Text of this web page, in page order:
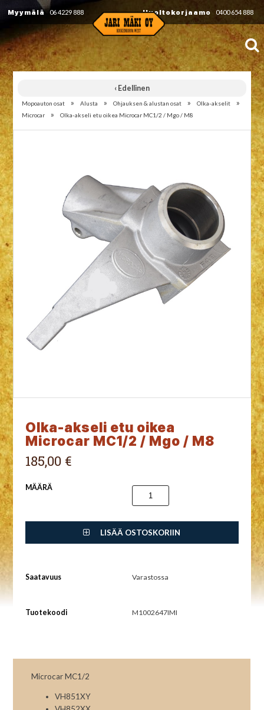
Myymälä 06 4229 888 Huoltokorjaamo 0400 654 888
‹ Edellinen
Mopoauton osat » Alusta » Ohjauksen & alustan osat » Olka-akselit »
Microcar » Olka-akseli etu oikea Microcar MC1/2 / Mgo / M8
Olka-akseli etu oikea
Microcar MC1/2 / Mgo / M8
185,00 €
MÄÄRÄ
LISÄÄ OSTOSKORIIN
Saatavuus Varastossa
Tuotekoodi M1002647IMI
Microcar MC1/2
VH851XY